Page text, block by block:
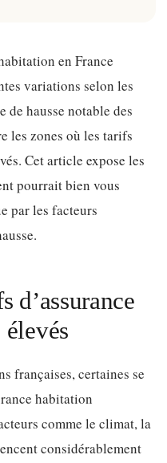
en France
variations selon les
de hausse notable des
les zones où les tarifs
Cet article expose les
pourrait bien vous
par les facteurs
d’assurance
françaises, certaines se
habitation
comme le climat, la
considérablement